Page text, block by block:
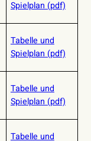
Spielplan (pdf)
Tabelle und
Spielplan (pdf)
Tabelle und
Spielplan (pdf)
Tabelle und